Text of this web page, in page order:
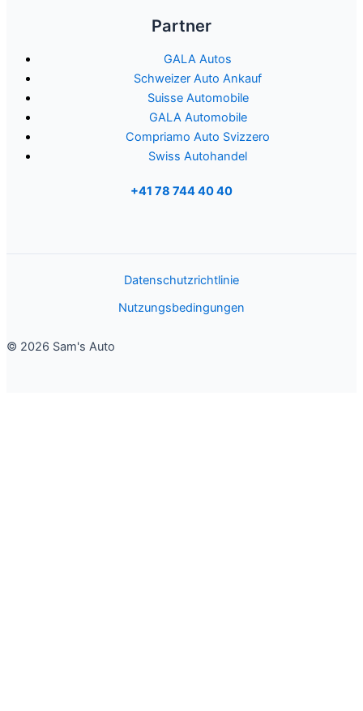
Partner
GALA Autos
Schweizer Auto Ankauf
Suisse Automobile
GALA Automobile
Compriamo Auto Svizzero
Swiss Autohandel
+41 78 744 40 40
Datenschutzrichtlinie
Nutzungsbedingungen
© 2026 Sam's Auto